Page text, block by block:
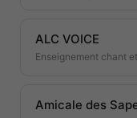
ALC VOICE
Enseignement chant
Amicale des